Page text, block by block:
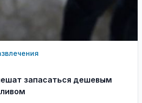
запасаться дешевым